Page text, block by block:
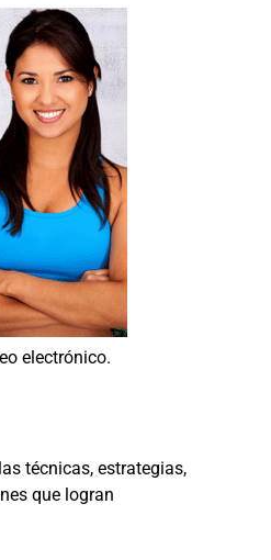
electrónico.
técnicas, estrategias,
que logran